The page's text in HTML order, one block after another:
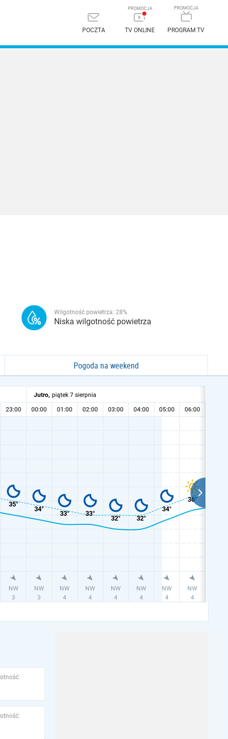
POCZTA TV ONLINE PROGRAM TV
Wilgotność powietrza: 28%
Niska wilgotność powietrza
Pogoda na weekend